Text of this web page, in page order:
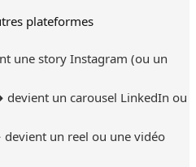
plateformes
une story Instagram (ou un
devient un carousel LinkedIn ou
un reel ou une vidéo